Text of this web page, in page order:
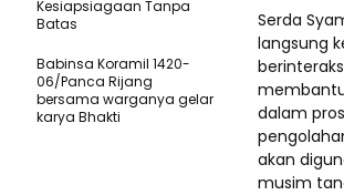
Serda
langsung
dalam
akan
musim
Kesiapsiagaan Tanpa
Batas
Babinsa Koramil 1420-
06/Panca Rijang
bersama warganya gelar
karya Bhakti